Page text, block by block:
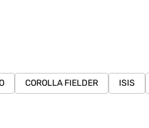
COROLLA FIELDER ISIS